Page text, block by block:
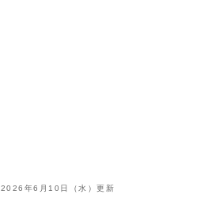
2026年6月10日（水）更新